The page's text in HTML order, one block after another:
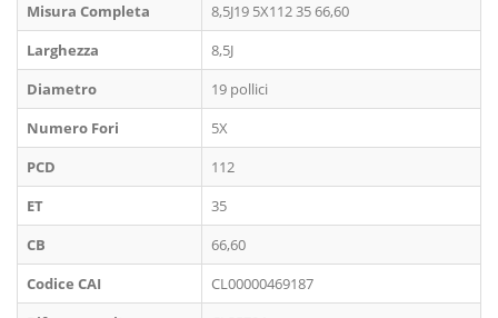
Misura Completa
8,5J19 5X112 35 66,60
Larghezza
8,5J
Diametro
19 pollici
Numero Fori
5X
PCD
112
ET
35
CB
66,60
Codice CAI
CL00000469187